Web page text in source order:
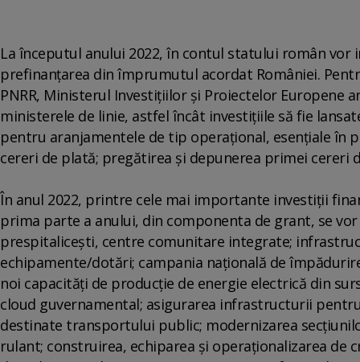
La începutul anului 2022, în contul statului român
prefinanţarea din împrumutul acordat României.
PNRR, Ministerul Investiţiilor şi Proiectelor Europene
ministerele de linie, astfel încât investiţiile să fie
pentru aranjamentele de tip operaţional, esenţiale în
cereri de plată; pregătirea şi depunerea primei cereri
În anul 2022, printre cele mai importante investiţii
prima parte a anului, din componenta de grant, se
prespitaliceşti, centre comunitare integrate;
echipamente/dotări; campania naţională de
noi capacităţi de producţie de energie electrică din
cloud guvernamental; asigurarea infrastructurii
destinate transportului public; modernizarea
rulant; construirea, echiparea şi operaţionalizarea de